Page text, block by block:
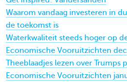
Waarom vandaag investeren in
de toekomst is
Waterkwaliteit steeds hoger op
Economische Vooruitzichten
Theeblaadjes lezen over
Economische Vooruitzichten